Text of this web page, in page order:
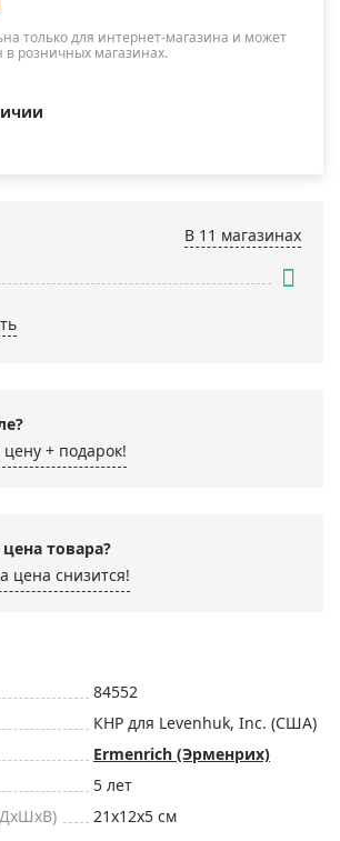
только для интернет-магазина и может
в розничных магазинах.
В 11 магазинах
+ подарок!
товара?
цена снизится!
84552
КНР для Levenhuk, Inc. (США)
Ermenrich (Эрменрих)
5 лет
21x12x5 см